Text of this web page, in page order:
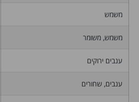
משמש
משמש, משומר
ענבים ירוקים
ענבים, שחורים